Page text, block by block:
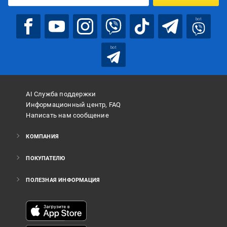
bot
bot
AI Служба поддержки
Информационный центр, FAQ
Написать нам сообщение
КОМПАНИЯ
ПОКУПАТЕЛЮ
ПОЛЕЗНАЯ ИНФОРМАЦИЯ